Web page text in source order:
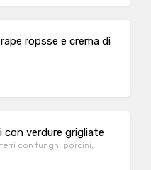
ropsse e crema di
con verdure grigliate
con funghi porcini,